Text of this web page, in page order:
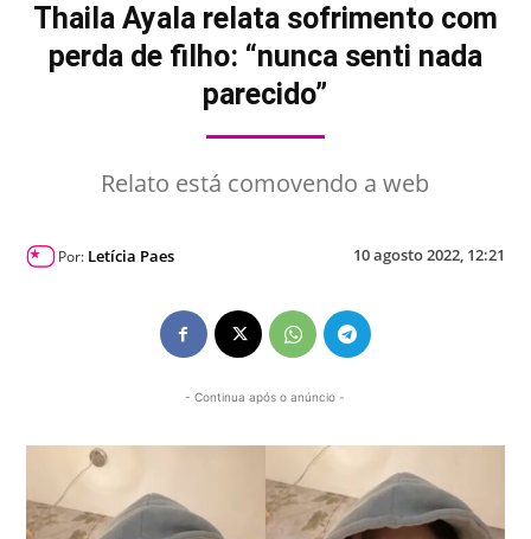
Thaila Ayala relata sofrimento com
perda de filho: “nunca senti nada
parecido”
Relato está comovendo a web
Por: Letícia Paes 10 agosto 2022, 12:21
- Continua após o anúncio -